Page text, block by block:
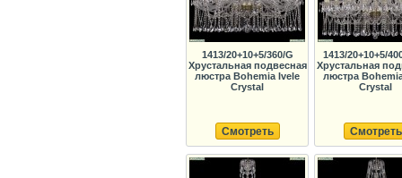
1413/20+10+5/360/G
Хрустальная подвесная
люстра Bohemia Ivele
Crystal
Смотреть
1413/20+10+5/
Хрустальная
люстра
Crystal
Смотреть